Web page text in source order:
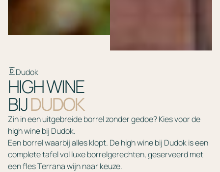
Dudok
HIGH WINE
BIJDUDOK
Zin in een uitgebreide borrel zonder gedoe? Kies voor de
high wine bij Dudok.
Een borrel waarbij alles klopt. De high wine bij Dudok is een
complete tafel vol luxe borrelgerechten, geserveerd met
een fles Terrana wijn naar keuze.